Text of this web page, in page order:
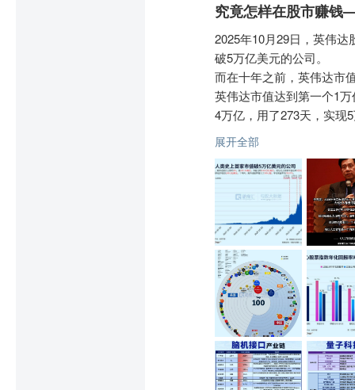
究竟怎样在股市赚钱
2025年10月29日，英伟
破5万亿美元的公司。
而在十年之前，英伟达市
英伟达市值达到第一个1
4万亿，用了273天，实现
很多人在问格隆，股市变
说句不算托大的话，其实
好”的人，而是选一个“本
这话隐藏着人生决策的
性，是“基础概率”； 而
没错，可能真是因为你有
若换个空间，在更长时间
多数人人生当中最大的误
喜欢你”的渣男渣女，因
也会得意洋洋地笑纳。
但事实上，一个人的品性
子）。
只“对你好”，是局部的、
未来。
展开全部